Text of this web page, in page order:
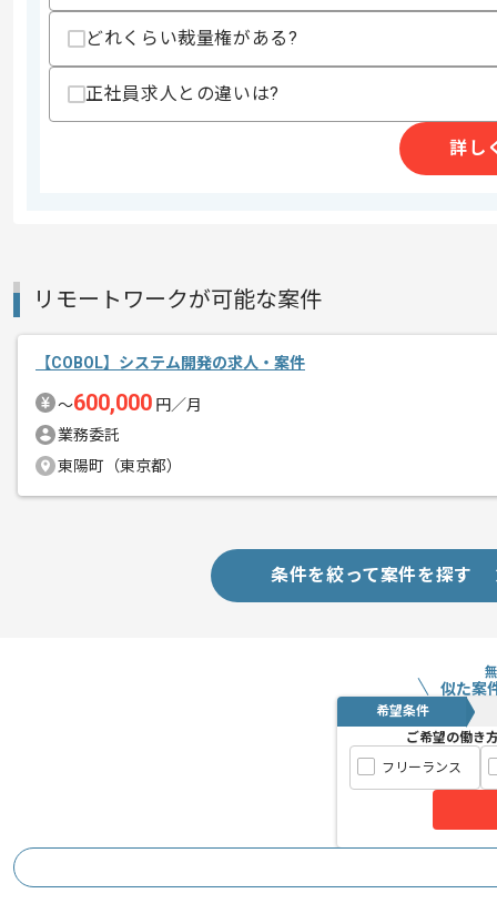
募集人数
2人
作業開始日
COBOL、SQLを用いて、データ移行ツ
どれくらい裁量権がある?
正社員求人との違いは?
詳し
リモートワークが可能な案件
【COBOL】システム開発の求人・案件
〜600,000 円／月
業務委託
東陽町（東京都）
条件を絞って案件を探す
似た案
希望条件
ご希望の働き
フリーランス